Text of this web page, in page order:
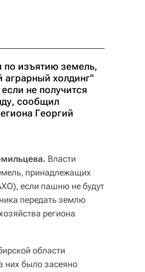
изъятию земель,
холдинг"
не получится
сообщил
Георгий
Власти
принадлежащих
если пашню не будут
передать землю
региона
области
них было засеяно